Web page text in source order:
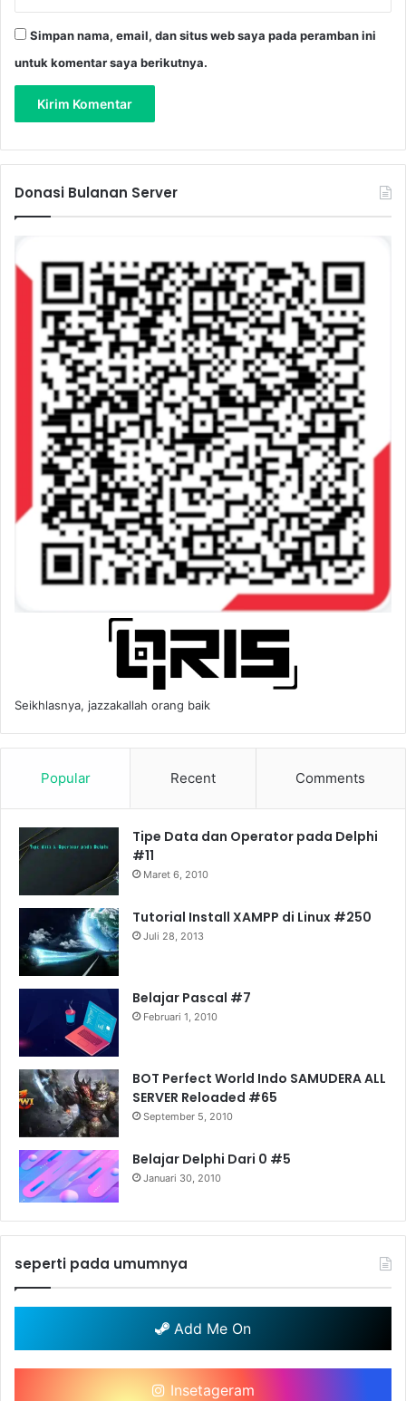
Simpan nama, email, dan situs web saya pada peramban ini
untuk komentar saya berikutnya.
Donasi Bulanan Server
Seikhlasnya, jazzakallah orang baik
Popular Recent Comments
Tipe Data dan Operator pada Delphi
#11
Maret 6, 2010
Tutorial Install XAMPP di Linux #250
Juli 28, 2013
Belajar Pascal #7
Februari 1, 2010
BOT Perfect World Indo SAMUDERA ALL
SERVER Reloaded #65
September 5, 2010
Belajar Delphi Dari 0 #5
Januari 30, 2010
seperti pada umumnya
Add Me On
Insetageram